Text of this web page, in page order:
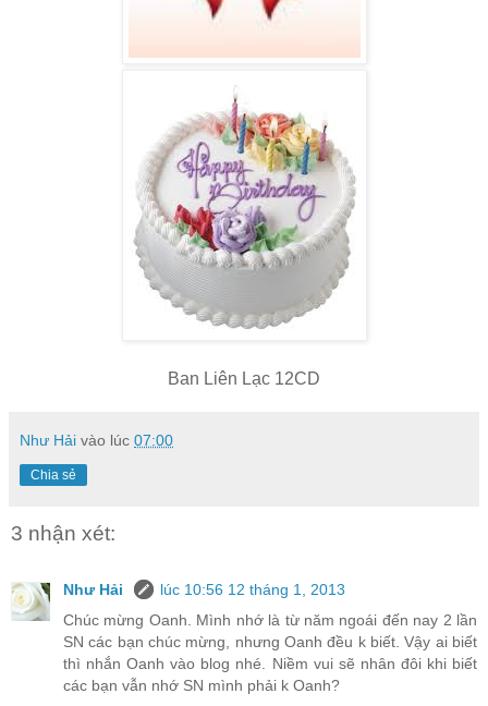
Ban Liên Lạc 12CD
Như Hải vào lúc 07:00
Chia sẻ
3 nhận xét:
Như Hải
lúc 10:56 12 tháng 1, 2013
Chúc mừng Oanh. Mình nhớ là từ năm ngoái đến nay 2 lần
SN các bạn chúc mừng, nhưng Oanh đều k biết. Vậy ai biết
thì nhắn Oanh vào blog nhé. Niềm vui sẽ nhân đôi khi biết
các bạn vẫn nhớ SN mình phải k Oanh?